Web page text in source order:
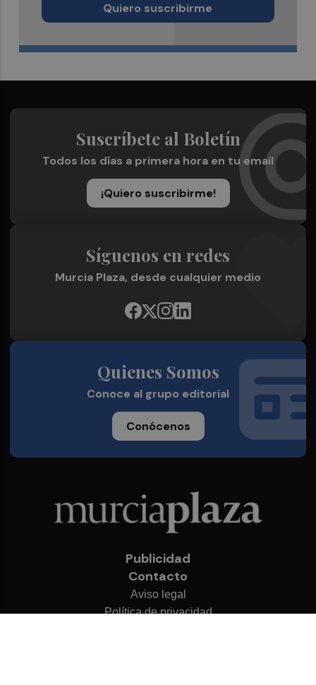
Quiero suscribirme
Suscríbete al Boletín
Todos los días a primera hora en tu email
¡Quiero suscribirme!
Síguenos en redes
Murcia Plaza, desde cualquier medio
Quienes Somos
Conoce al grupo editorial
Conócenos
Publicidad
Contacto
Aviso legal
Política de privacidad